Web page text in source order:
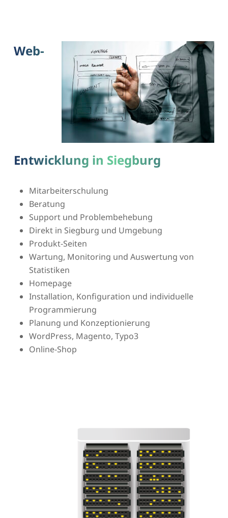
Web-
Entwicklung in Siegburg
Mitarbeiterschulung
Beratung
Support und Problembehebung
Direkt in Siegburg und Umgebung
Produkt-Seiten
Wartung, Monitoring und Auswertung von
Statistiken
Homepage
Installation, Konfiguration und individuelle
Programmierung
Planung und Konzeptionierung
WordPress, Magento, Typo3
Online-Shop